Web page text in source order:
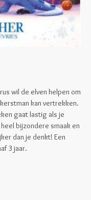
wil de elven helpen om
kan vertrekken.
gaat lastig als je
bijzondere smaak en
dan je denkt! Een
3 jaar.